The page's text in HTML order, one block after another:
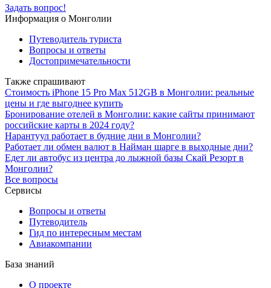
Задать вопрос!
Информация о Монголии
Путеводитель туриста
Вопросы и ответы
Достопримечательности
Также спрашивают
Стоимость iPhone 15 Pro Max 512GB в Монголии: реальные
цены и где выгоднее купить
Бронирование отелей в Монголии: какие сайты принимают
российские карты в 2024 году?
Нарантуул работает в будние дни в Монголии?
Работает ли обмен валют в Найман шарге в выходные дни?
Едет ли автобус из центра до лыжной базы Скай Резорт в
Монголии?
Все вопросы
Сервисы
Вопросы и ответы
Путеводитель
Гид по интересным местам
Авиакомпании
База знаний
О проекте